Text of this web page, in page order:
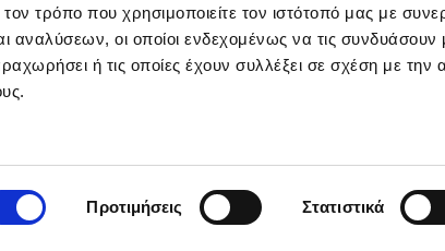
τρόπο που χρησιμοποιείτε τον ιστότοπό μας με
αναλύσεων, οι οποίοι ενδεχομένως να τις
ή τις οποίες έχουν συλλέξει σε σχέση με
Προτιμήσεις Στατιστικά
Γίνετε καταχωρητής
Articles
EURid